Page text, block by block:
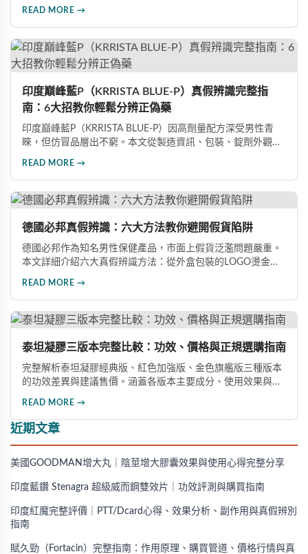
READ MORE →
印度巔峰藍P（KRRISTA BLUE-P）真假辨識完整指
南：6大招教你輕鬆分辨正偽藥
印度巔峰藍P（KRRISTA BLUE-P）因高劑量配方深受男性青
睞，但仿冒品層出不窮。本文從製造資訊、包裝、錠劑外觀、
READ MORE →
德國必邦真假辨識：六大方法教你避開假貨陷阱
德國必邦作為知名男性保健產品，市面上假貨泛濫問題嚴重。
本文詳細介紹六大真假辨識方法：從外盒包裝的LOGO燙金工
產品。
READ MORE →
泰坦凝膠三版本完整比較：功效、價格與正規選購指南
完整解析泰坦凝膠經典版、紅色加強版、金色旗艦版三種版本
的功效差異與建議售價。涵蓋各版本主要成分、使用效果與適
READ MORE →
近期文章
美國GOODMAN增大丸｜陰莖增大膠囊效果與使用心得完整分享
印度藍鑽 Stenagra 超級威而鋼雙效片｜功效評測與購買指南
印度紅魔完整評價｜PTT/Dcard心得、效果分析、副作用與真假辨別
指南
賦久勁（Fortacin）完整指南：作用原理、購買管道、價格行情與真